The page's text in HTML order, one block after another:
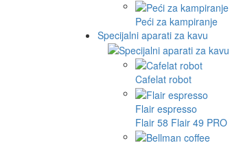
Peći za kampiranje
Specijalni aparati za kavu
Cafelat robot
Flair espresso
Flair 58 Flair 49 PRO